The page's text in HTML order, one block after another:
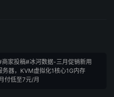
商家投稿#冰河数据-三月促销新用
器，KVM虚拟化1核心1G内存
付低至7元/月